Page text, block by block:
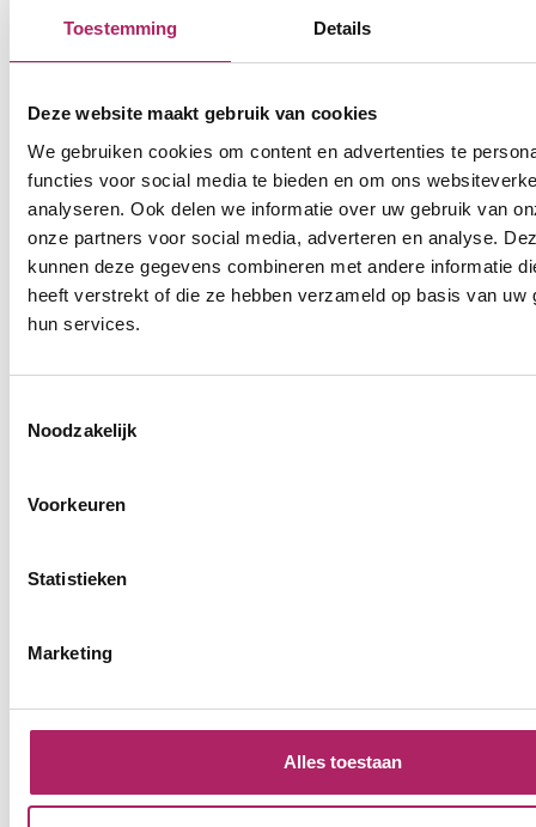
Toestemming Details
Deze website maakt gebruik van cookies
We gebruiken cookies om content en advertenties te
functies voor social media te bieden en om ons
analyseren. Ook delen we informatie over uw gebruik van
onze partners voor social media, adverteren en analyse.
kunnen deze gegevens combineren met andere informatie
heeft verstrekt of die ze hebben verzameld op basis van uw
hun services.
Noodzakelijk
Voorkeuren
Statistieken
Marketing
Alles toestaan
Informatie
Fiscaal gunstig klimaat voor
bewegen is een investering,
geen kost
In het debat over de hervorming van de btw pleit
Fitness.be ervoor om verder te kijken dan de
Lees meer